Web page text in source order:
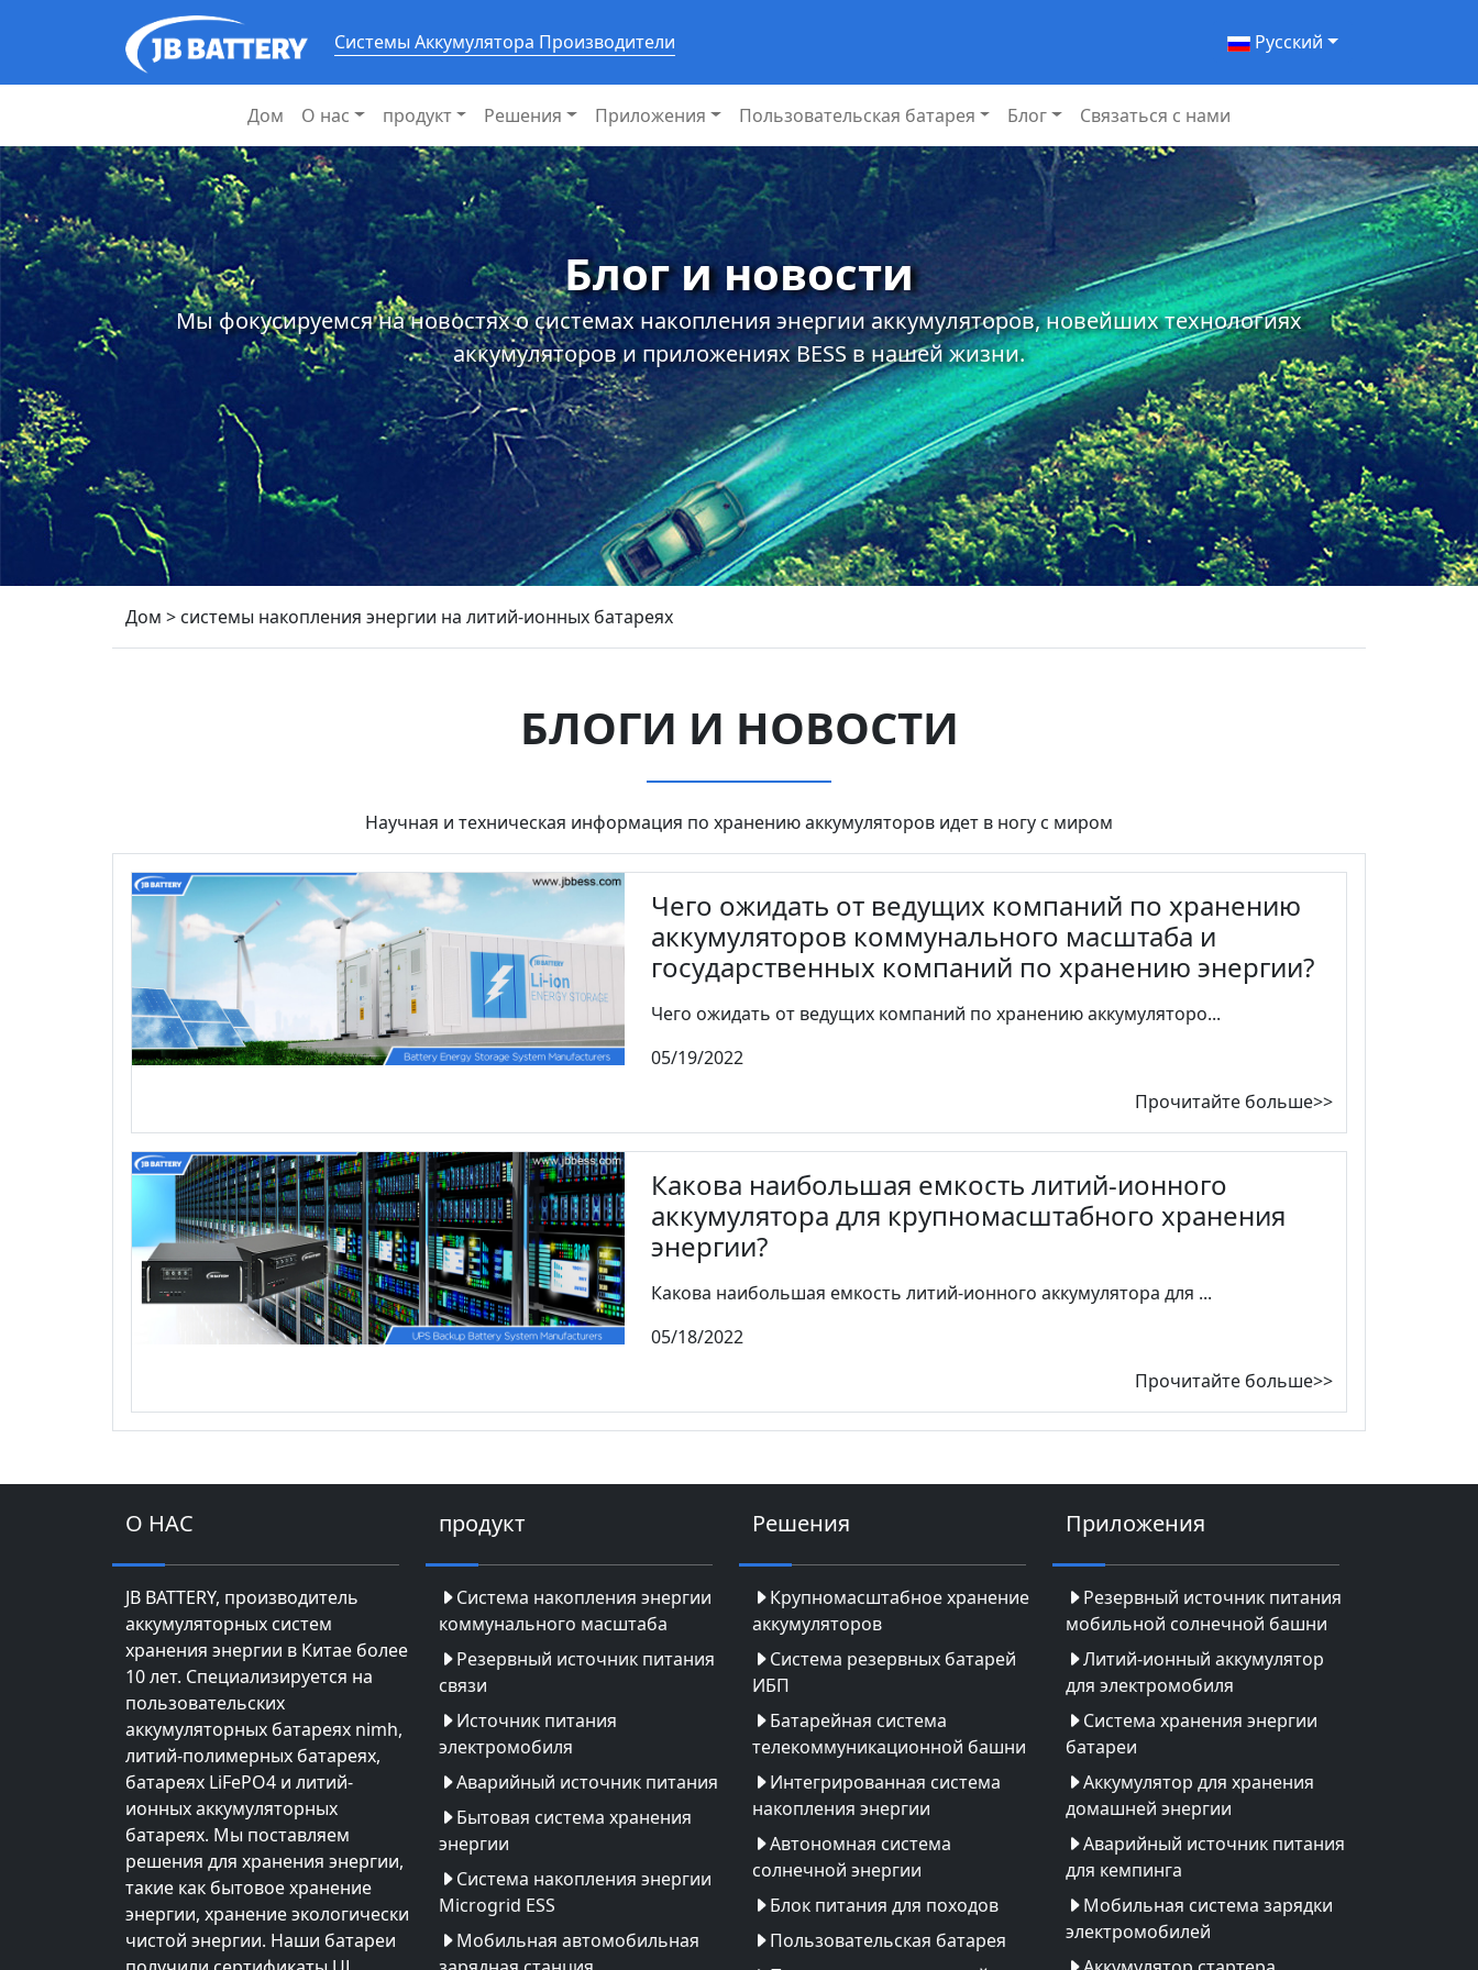
Системы Аккумулятора Производители Pусский
Дом О нас продукт Решения Приложения Пользовательская батарея Блог Связаться с нами
Блог и новости
Мы фокусируемся на новостях о системах накопления энергии аккумуляторов, новейших технологиях
аккумуляторов и приложениях BESS в нашей жизни.
Дом > системы накопления энергии на литий-ионных батареях
БЛОГИ И НОВОСТИ
Научная и техническая информация по хранению аккумуляторов идет в ногу с миром
Чего ожидать от ведущих компаний по хранению
аккумуляторов коммунального масштаба и
государственных компаний по хранению энергии?
Чего ожидать от ведущих компаний по хранению аккумуляторо...
05/19/2022
Прочитайте больше>>
Какова наибольшая емкость литий-ионного
аккумулятора для крупномасштабного хранения
энергии?
Какова наибольшая емкость литий-ионного аккумулятора для ...
05/18/2022
Прочитайте больше>>
О НАС
JB BATTERY, производитель
аккумуляторных систем
хранения энергии в Китае более
10 лет. Специализируется на
пользовательских
аккумуляторных батареях nimh,
литий-полимерных батареях,
батареях LiFePO4 и литий-
ионных аккумуляторных
батареях. Мы поставляем
решения для хранения энергии,
такие как бытовое хранение
энергии, хранение экологически
чистой энергии. Наши батареи
продукт
Система накопления энергии
коммунального масштаба
Резервный источник питания
связи
Источник питания
электромобиля
Аварийный источник питания
Бытовая система хранения
энергии
Система накопления энергии
Microgrid ESS
Мобильная автомобильная
Решения
Крупномасштабное хранение
аккумуляторов
Система резервных батарей
ИБП
Батарейная система
телекоммуникационной башни
Интегрированная система
накопления энергии
Автономная система
солнечной энергии
Блок питания для походов
Пользовательская батарея
Приложения
Резервный источник питания
мобильной солнечной башни
Литий-ионный аккумулятор
для электромобиля
Система хранения энергии
батареи
Аккумулятор для хранения
домашней энергии
Аварийный источник питания
для кемпинга
Мобильная система зарядки
электромобилей